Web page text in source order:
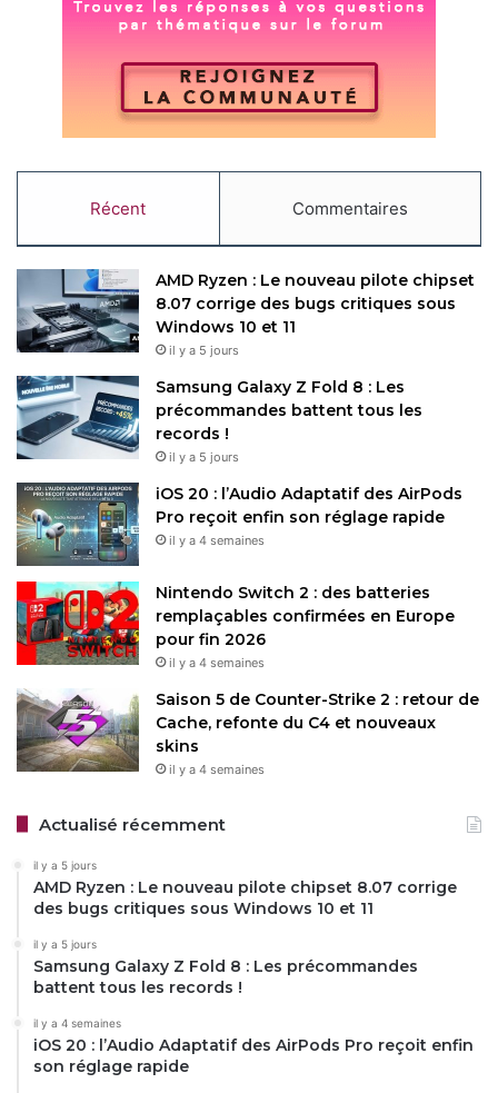
garantissant des images nettes même en basse lumière. À
cela s’ajoute un ultra-grand-angle de 50 MP Sony LYT-818
(14 mm), pour des prises de vue panoramiques et des
vidéos 4K en time-lapse. Enfin, son téléobjectif
périscopique de 200 MP Samsung HP9 (85 mm, f/2.7) a un
zoom optique de 3,7x, extensible jusqu’à 70x en
numérique pour capturer des détails à longue distance.
Le nouveau smartphone sera lancéle 21 avril 2025à 19h
(heure locale chinoise, soit 13h30 heure française),
comme confirmé par plusieurs sources et observateurs.
En Chine, son prix devrait avoisiner les 79 990 ₹ (environ
900 €) pour la version 16 Go/512 Go. Cependant, sa
disponibilité mondiale reste floue. Je rappelle ici que le
X100 Ultra n’était pas sorti en Inde, et le X200 Ultra
pourrait suivre le même chemin, restant exclusif à la Chine
devront peut-être se tourner vers l’importation, mais cela
implique des limitations, comme l’absence des services
Google dansOrigin OS
Restez connecté via Google News
Suivez-nous pour les dernières mises à jour et guides.
Copy URL
Récent Commentaires
AMD Ryzen : Le nouveau pilote chipset
8.07 corrige des bugs critiques sous
Windows 10 et 11
il y a 5 jours
Samsung Galaxy Z Fold 8 : Les
précommandes battent tous les
records !
il y a 5 jours
iOS 20 : l’Audio Adaptatif des AirPods
Pro reçoit enfin son réglage rapide
il y a 4 semaines
Nintendo Switch 2 : des batteries
remplaçables confirmées en Europe
pour fin 2026
il y a 4 semaines
Saison 5 de Counter-Strike 2 : retour de
Cache, refonte du C4 et nouveaux
skins
il y a 4 semaines
Actualisé récemment
il y a 5 jours
AMD Ryzen : Le nouveau pilote chipset 8.07 corrige
des bugs critiques sous Windows 10 et 11
il y a 5 jours
Samsung Galaxy Z Fold 8 : Les précommandes
battent tous les records !
il y a 4 semaines
iOS 20 : l’Audio Adaptatif des AirPods Pro reçoit enfin
son réglage rapide